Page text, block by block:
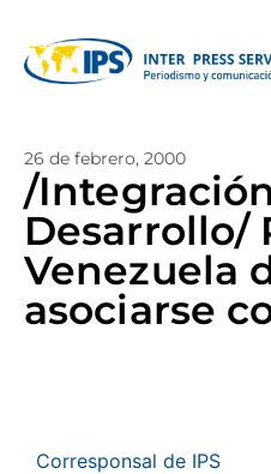
26 de febrero, 2000
/
Desarrollo/
Venezuela
asociarse
Corresponsal de IPS